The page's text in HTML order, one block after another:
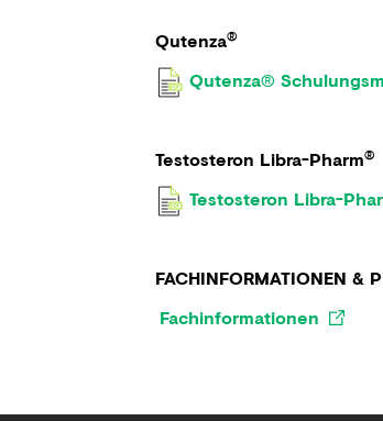
Qutenza®
Qutenza®
Testosteron Libra-Pharm®
Testosteron Libra-
FACHINFORMATIONEN &
Fachinformationen